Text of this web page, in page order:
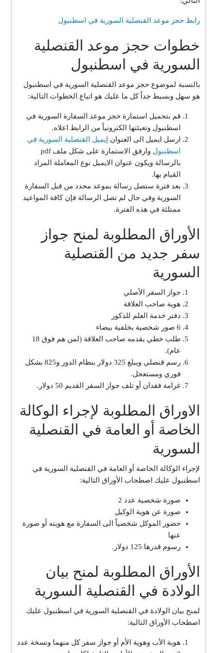
رابط حجز موعد القنصلية السورية في اسطنبول
خطوات حجز موعد القنصلية
السورية في اسطنبول
بالنسبة لموضوع حجز موعد القنصلية السورية في اسطنبول
هو سهل وبسيط جداً كل ما عليك هو اتباع الخطوات التالية:
قم بتحميل استمارة حجز موعد السفارة السورية في
اسطنبول وتعبئتها الكترونياً من الرابط اعلاه.
ارسل ايميل الى العنوان
إيميل القنصلية السورية في
اسطنبول
وارفق الاستمارة على شكل ملف pdf
بالرسالة ويكون عنوان الايميل نوع المعاملة المراد
القيام بها.
بعد فترة ستصل رسالة بموعد محدد من قبل السفارة
السورية وفي حال لم تصل الرسالة فإن كافة المواعيد
ممتلئة في هذه الفترة.
الأوراق المطلوبة لمنح جواز
سفر جديد من القنصلية
السورية
جواز السفر الأصلي
هوية صاحب العلاقة
دفتر خدمة العلم للذكور
6 صور شخصية بخلفية بيضاء
طلب خطي يقدمه صاحب العلاقة (لمن هم فوق 18
عام).
رسم قنصلي ويبلغ 325 دولار بنظام الدور و825 بشكل
فوري ومستعجل.
غرامة فقدان أو تلف جواز السفر القديم 50 دولار.
الاوراق المطلوبة لإجراء الوكالة
الخاصة أو العامة في القنصلية
السورية
لإجراء الوكالة الخاصة أو العامة في القنصلية السورية في
اسطنبول عليك اصطحاب الأوراق التالية:
صورة شخصية عدد 2
صورة عن هوية الوكيل
حضور الموكل شخصياً الى السفارة مع هويته أو صورة
عنها
رسوم قدرها 125 دولار.
الأوراق المطلوبة لمنح بيان
الولادة في القنصلية السورية
لمنح بيان الولادة في القنصلية السورية في اسطنبول عليك
اصطحاب الأوراق التالية:
هوية الأب وهوية الأم أو جواز سفر كل منهما ونسخة عدد